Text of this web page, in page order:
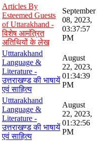
Articles By
Esteemed Guests
of Uttarakhand -
विशेष आमंत्रित
अतिथियों के लेख
September
08, 2023,
03:37:57
PM
Utttarakhand
Language &
Literature -
उत्तराखण्ड की भाषायें
एवं साहित्य
August
22, 2023,
01:34:39
PM
Utttarakhand
Language &
Literature -
उत्तराखण्ड की भाषायें
एवं साहित्य
August
22, 2023,
01:32:56
PM